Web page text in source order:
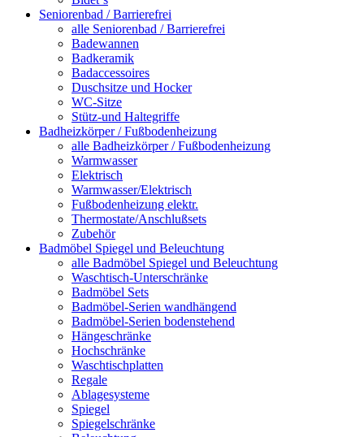
Seniorenbad / Barrierefrei
alle Seniorenbad / Barrierefrei
Badewannen
Badkeramik
Badaccessoires
Duschsitze und Hocker
WC-Sitze
Stütz-und Haltegriffe
Badheizkörper / Fußbodenheizung
alle Badheizkörper / Fußbodenheizung
Warmwasser
Elektrisch
Warmwasser/Elektrisch
Fußbodenheizung elektr.
Thermostate/Anschlußsets
Zubehör
Badmöbel Spiegel und Beleuchtung
alle Badmöbel Spiegel und Beleuchtung
Waschtisch-Unterschränke
Badmöbel Sets
Badmöbel-Serien wandhängend
Badmöbel-Serien bodenstehend
Hängeschränke
Hochschränke
Waschtischplatten
Regale
Ablagesysteme
Spiegel
Spiegelschränke